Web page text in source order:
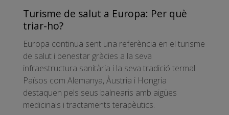
Turisme de salut a Europa: Per què
triar-ho?
Europa continua sent una referència en el turisme
de salut i benestar gràcies a la seva
infraestructura sanitària i la seva tradició termal.
Països com Alemanya, Àustria i Hongria
destaquen pels seus balnearis amb aigües
medicinals i tractaments terapèutics.